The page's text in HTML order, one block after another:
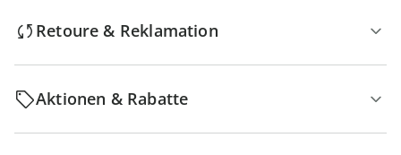
Retoure & Reklamation
Aktionen & Rabatte